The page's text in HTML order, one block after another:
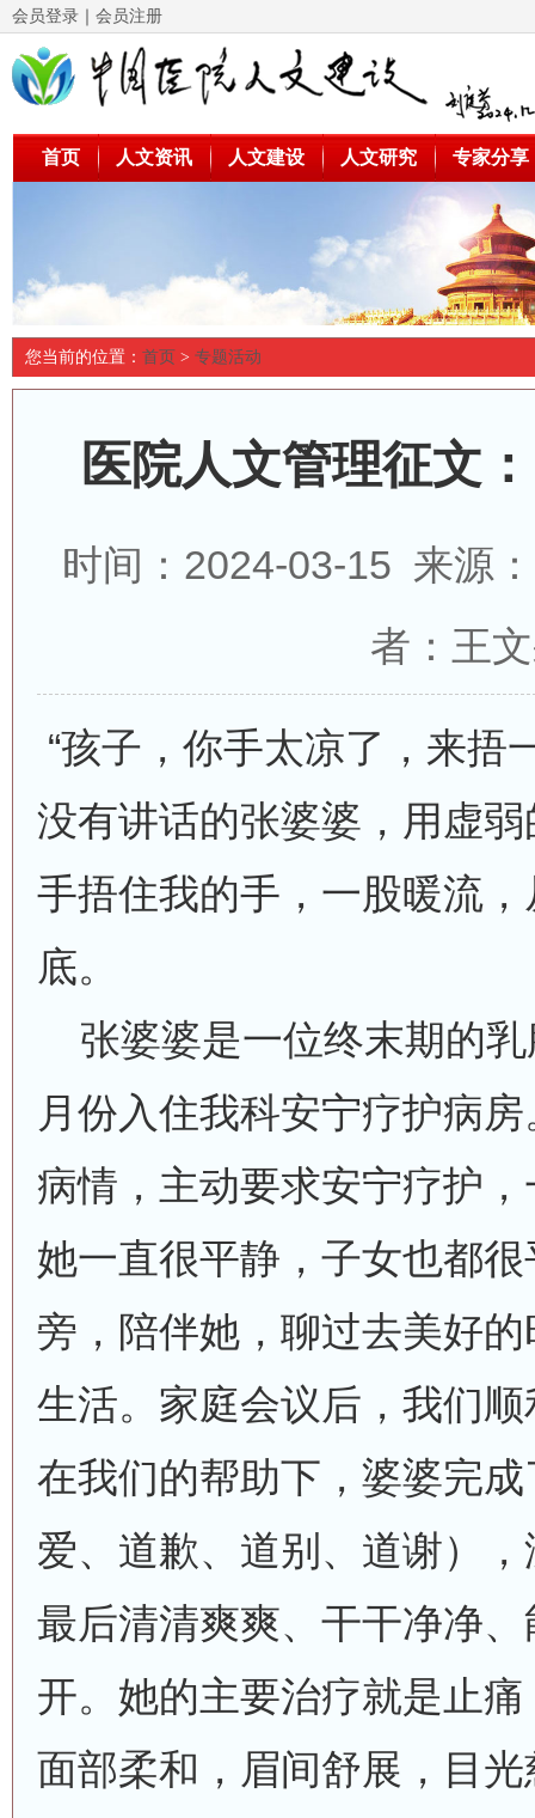
会员登录 ｜ 会员注册
首页 人文资讯 人文建设 人文研究 专家分享
您当前的位置： 首页 > 专题活动
医院人文管理征文
时间：2024-03-15 来源
者：王
“孩子，你手太凉了，来捂
没有讲话的张婆婆，用虚
手捂住我的手，一股暖流
底。
张婆婆是一位终末期的
月份入住我科安宁疗护病
病情，主动要求安宁疗护
她一直很平静，子女也都
旁，陪伴她，聊过去美好
生活。家庭会议后，我们
在我们的帮助下，婆婆完成
爱、道歉、道别、道谢）
最后清清爽爽、干干净净
开。她的主要治疗就是止
面部柔和，眉间舒展，目